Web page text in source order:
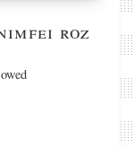
roz